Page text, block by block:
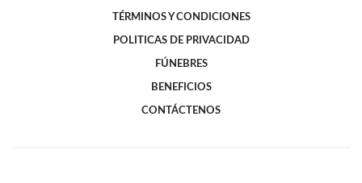
TÉRMINOS Y CONDICIONES
POLITICAS DE PRIVACIDAD
FÚNEBRES
BENEFICIOS
CONTÁCTENOS